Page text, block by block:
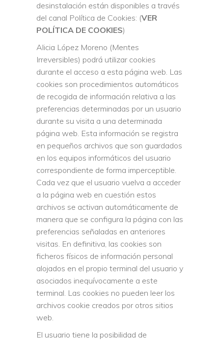
desinstalación están disponibles a través
del canal Política de Cookies: (VER
POLÍTICA DE COOKIES)
Alicia López Moreno (Mentes
Irreversibles) podrá utilizar cookies
durante el acceso a esta página web. Las
cookies son procedimientos automáticos
de recogida de información relativa a las
preferencias determinadas por un usuario
durante su visita a una determinada
página web. Esta información se registra
en pequeños archivos que son guardados
en los equipos informáticos del usuario
correspondiente de forma imperceptible.
Cada vez que el usuario vuelva a acceder
a la página web en cuestión estos
archivos se activan automáticamente de
manera que se configura la página con las
preferencias señaladas en anteriores
visitas. En definitiva, las cookies son
ficheros físicos de información personal
alojados en el propio terminal del usuario y
asociados inequívocamente a este
terminal. Las cookies no pueden leer los
archivos cookie creados por otros sitios
web.
El usuario tiene la posibilidad de